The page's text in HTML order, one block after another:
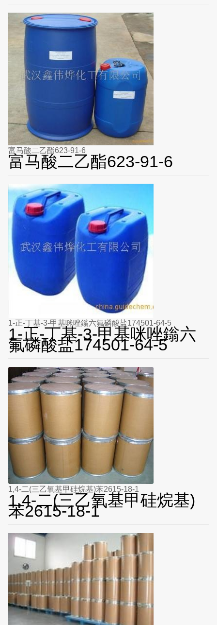
富马酸二乙酯623-91-6
富马酸二乙酯623-91-6
1-正-丁基-3-甲基咪唑鎓六氟磷酸盐174501-64-5
1-正-丁基-3-甲基咪唑鎓六
氟磷酸盐174501-64-5
1,4-二(三乙氧基甲硅烷基)苯2615-18-1
1,4-二(三乙氧基甲硅烷基)
苯2615-18-1